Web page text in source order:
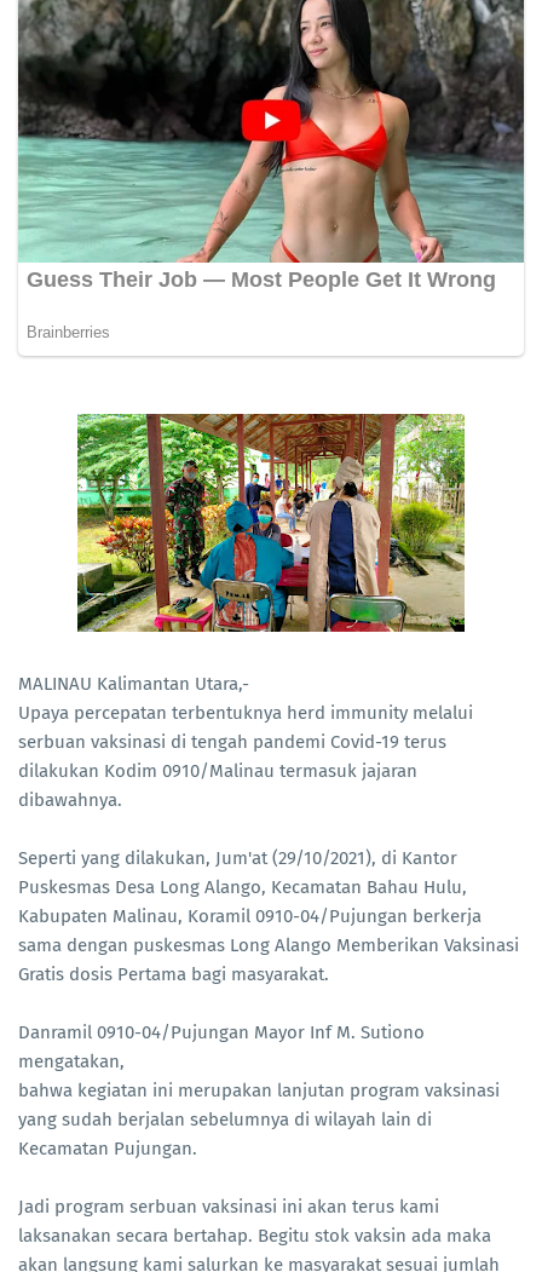
MALINAU Kalimantan Utara,-
Upaya percepatan terbentuknya herd immunity melalui
serbuan vaksinasi di tengah pandemi Covid-19 terus
dilakukan Kodim 0910/Malinau termasuk jajaran
dibawahnya.
Seperti yang dilakukan, Jum'at (29/10/2021), di Kantor
Puskesmas Desa Long Alango, Kecamatan Bahau Hulu,
Kabupaten Malinau, Koramil 0910-04/Pujungan berkerja
sama dengan puskesmas Long Alango Memberikan Vaksinasi
Gratis dosis Pertama bagi masyarakat.
Danramil 0910-04/Pujungan Mayor Inf M. Sutiono
mengatakan,
bahwa kegiatan ini merupakan lanjutan program vaksinasi
yang sudah berjalan sebelumnya di wilayah lain di
Kecamatan Pujungan.
Jadi program serbuan vaksinasi ini akan terus kami
laksanakan secara bertahap. Begitu stok vaksin ada maka
akan langsung kami salurkan ke masyarakat sesuai jumlah